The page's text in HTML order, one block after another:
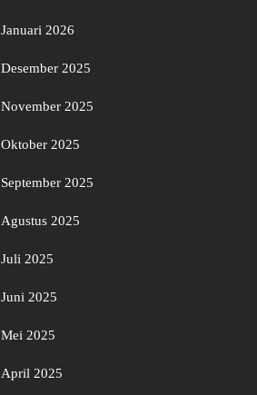
Januari 2026
Desember 2025
November 2025
Oktober 2025
September 2025
Agustus 2025
Juli 2025
Juni 2025
Mei 2025
April 2025